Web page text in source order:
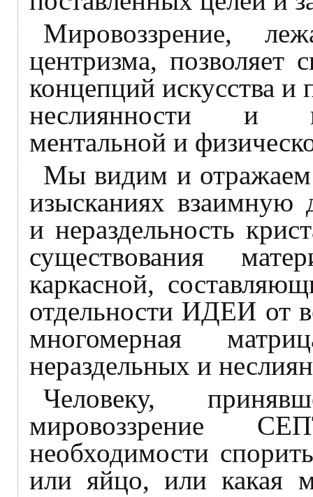
Мировоззрение,
центризма, позволяет
концепций искусства и
неслиянности и
ментальной и
Мы видим и отражаем
изысканиях взаимную
и нераздельность
существования
каркасной,
отдельности ИДЕИ от
многомерная
нераздельных и
Человеку,
мировоззрение
необходимости
или яйцо, или какая